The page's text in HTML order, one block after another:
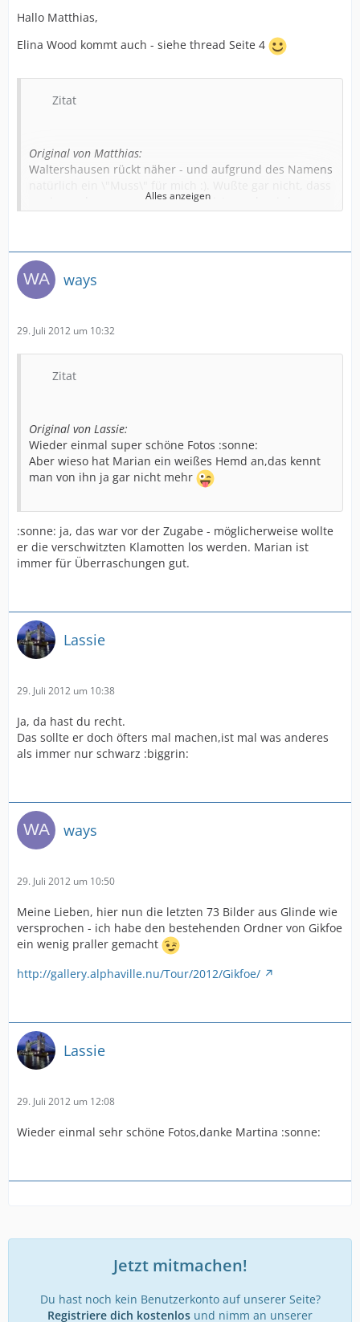
Hallo Matthias,
Elina Wood kommt auch - siehe thread Seite 4
Zitat
Original von Matthias:
Waltershausen rückt näher - und aufgrund des Namens
- naja, auch wenn es nur ein Dorf ist - nach mir benannt
- Richani (2)
- Andre und Bianca
- Martina
- Jarka
- Moonboy (überlegt noch)
- Cora (überlegt noch)
- myself und Sandra
nichts zu sein. Eisenach oder Gotha (sind ja in der
Nähe). Gebt mal bitte Bescheid!
Matthias
Alles anzeigen
ways
29. Juli 2012 um 10:32
Zitat
Original von Lassie:
Wieder einmal super schöne Fotos :sonne:
Aber wieso hat Marian ein weißes Hemd an,das kennt
man von ihn ja gar nicht mehr
:sonne: ja, das war vor der Zugabe - möglicherweise wollte
er die verschwitzten Klamotten los werden. Marian ist
immer für Überraschungen gut.
Lassie
29. Juli 2012 um 10:38
Ja, da hast du recht.
Das sollte er doch öfters mal machen,ist mal was anderes
als immer nur schwarz :biggrin:
ways
29. Juli 2012 um 10:50
Meine Lieben, hier nun die letzten 73 Bilder aus Glinde wie
versprochen - ich habe den bestehenden Ordner von Gikfoe
ein wenig praller gemacht
http://gallery.alphaville.nu/Tour/2012/Gikfoe/
Lassie
29. Juli 2012 um 12:08
Wieder einmal sehr schöne Fotos,danke Martina :sonne:
Jetzt mitmachen!
Du hast noch kein Benutzerkonto auf unserer Seite?
Registriere dich kostenlos und nimm an unserer